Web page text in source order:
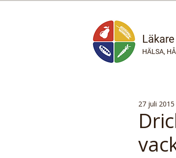
HÄLSA,
27 juli 2015